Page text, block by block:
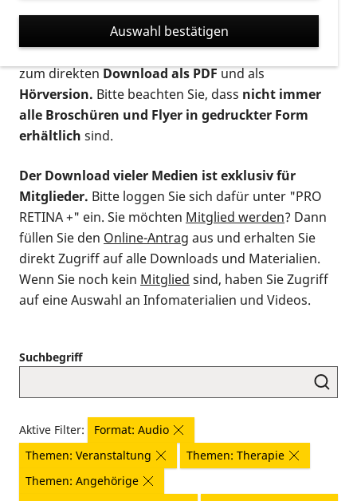
suchen. Die meisten Flyer und Broschüren werden in
verschiedenen Formaten angeboten: zur
postalischen Bestellung als gedruckte Variante
zum direktenDownload als PDFund als
Hörversion. Bitte beachten Sie, dass nicht immer
alle Broschüren und Flyer in gedruckter Form
erhältlich sind.
Der Download vieler Medien ist exklusiv für
Mitglieder. Bitte loggen Sie sich dafür unter "PRO
RETINA +" ein. Sie möchten Mitglied werden? Dann
füllen Sie den Online-Antrag aus und erhalten Sie
direkt Zugriff auf alle Downloads und Materialien.
Wenn Sie noch kein Mitglied sind, haben Sie Zugriff
auf eine Auswahl an Infomaterialien und Videos.
Suchbegriff
Aktive Filter:
Format: Audio
Themen: Veranstaltung
Themen: Therapie
Themen: Angehörige
Auswahl bestätigen